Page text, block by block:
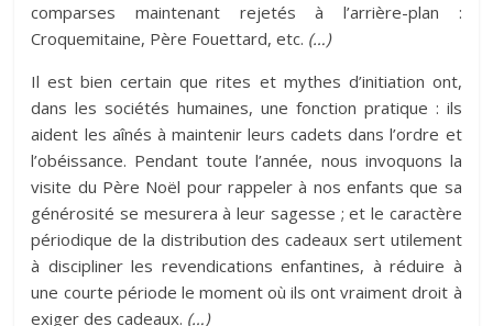
comparses maintenant rejetés à l’arrière-plan :
Croquemitaine, Père Fouettard, etc. (…)
Il est bien certain que rites et mythes d’initiation ont,
dans les sociétés humaines, une fonction pratique : ils
aident les aînés à maintenir leurs cadets dans l’ordre et
l’obéissance. Pendant toute l’année, nous invoquons la
visite du Père Noël pour rappeler à nos enfants que sa
générosité se mesurera à leur sagesse ; et le caractère
périodique de la distribution des cadeaux sert utilement
à discipliner les revendications enfantines, à réduire à
une courte période le moment où ils ont vraiment droit à
exiger des cadeaux. (…)